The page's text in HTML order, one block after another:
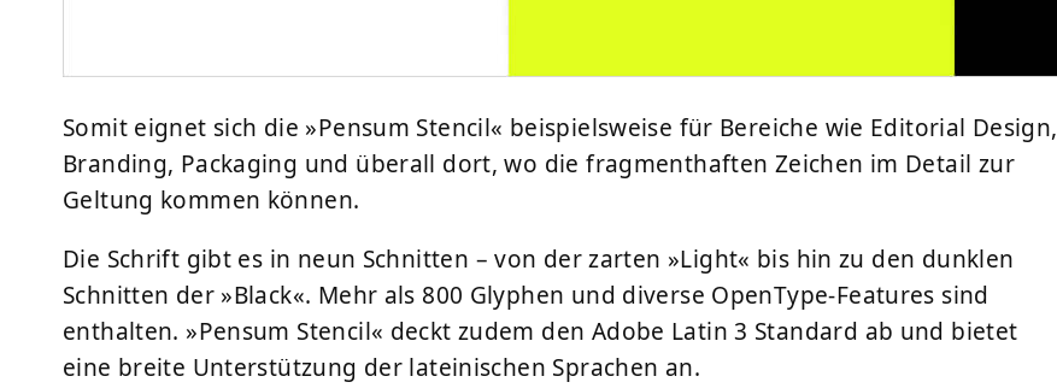
Somit eignet sich die »Pensum Stencil« beispielsweise für Bereiche wie Editorial Design,
Branding, Packaging und überall dort, wo die fragmenthaften Zeichen im Detail zur
Geltung kommen können.
Die Schrift gibt es in neun Schnitten – von der zarten »Light« bis hin zu den dunklen
Schnitten der »Black«. Mehr als 800 Glyphen und diverse OpenType-Features sind
enthalten. »Pensum Stencil« deckt zudem den Adobe Latin 3 Standard ab und bietet
eine breite Unterstützung der lateinischen Sprachen an.